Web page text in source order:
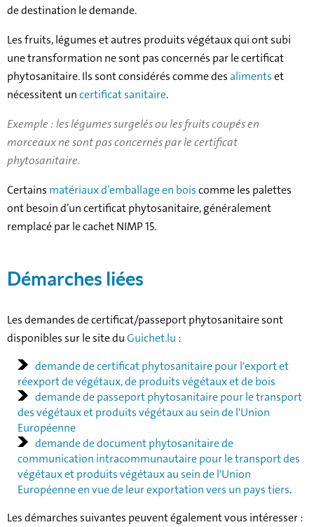
de destination le demande.
Les fruits, légumes et autres produits végétaux qui ont subi
une transformation ne sont pas concernés par le certificat
phytosanitaire. Ils sont considérés comme desalimentset
nécessitent uncertificat sanitaire.
Exemple : les légumes surgelés ou les fruits coupés en
morceaux ne sont pas concernés par le certificat
phytosanitaire.
Certains matériaux d’emballage en boiscomme les palettes
ont besoin d’un certificat phytosanitaire, généralement
remplacé par le cachet NIMP 15.
Démarches liées
Les demandes de certificat/passeport phytosanitaire sont
disponibles sur le site duGuichet.lu :
demande de certificat phytosanitaire pour l'export et
réexport de végétaux, de produits végétaux et de bois
demande de passeport phytosanitaire pour le transport
des végétaux et produits végétaux au sein de l'Union
Européenne
demande de document phytosanitaire de
communication intracommunautaire pour le transport des
végétaux et produits végétaux au sein de l'Union
Européenne en vue de leur exportation vers un pays tiers.
Les démarches suivantes peuvent également vous intéresser :